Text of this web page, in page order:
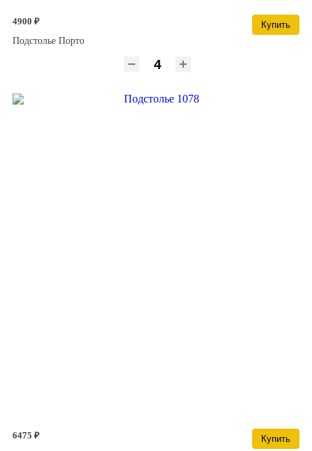
4900 ₽
Купить
Подстолье Порто
6475 ₽
Купить